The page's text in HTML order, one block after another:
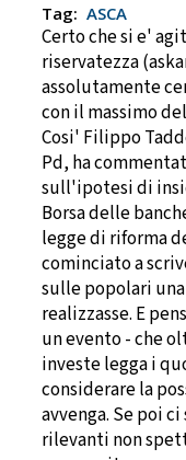
Tag: ASCA
Certo che si e'
riservatezza
assolutamente
con il massimo
Cosi' Filippo
Pd, ha
sull'ipotesi di
Borsa delle
legge di riforma
cominciato a
sulle popolari
realizzasse. E
un evento - che
investe legga i
considerare la
avvenga. Se poi
rilevanti non